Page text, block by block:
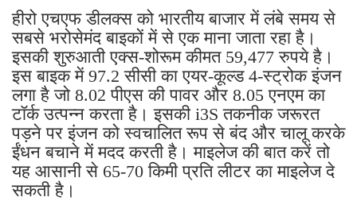
हीरो एचएफ डीलक्स को भारतीय बाजार में लंबे समय से
सबसे भरोसेमंद बाइकों में से एक माना जाता रहा है।
इसकी शुरुआती एक्स-शोरूम कीमत 59,477 रुपये है।
इस बाइक में 97.2 सीसी का एयर-कूल्ड 4-स्ट्रोक इंजन
लगा है जो 8.02 पीएस की पावर और 8.05 एनएम का
टॉर्क उत्पन्न करता है। इसकी i3S तकनीक जरूरत
पड़ने पर इंजन को स्वचालित रूप से बंद और चालू करके
ईंधन बचाने में मदद करती है। माइलेज की बात करें तो
यह आसानी से 65-70 किमी प्रति लीटर का माइलेज दे
सकती है।